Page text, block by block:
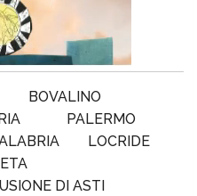
BOVALINO
PALERMO
LOCRIDE
DI ASTI